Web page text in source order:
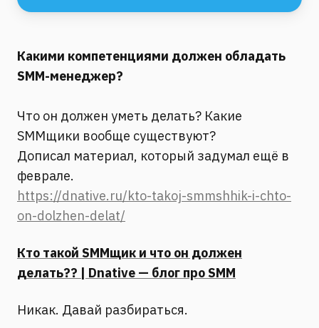
Какими компетенциями должен обладать
SMM-менеджер?
Что он должен уметь делать? Какие
SMMщики вообще существуют?
Дописал материал, который задумал ещё в
феврале.
https://dnative.ru/kto-takoj-smmshhik-i-chto-
on-dolzhen-delat/
Кто такой SMMщик и что он должен
делать?? | Dnative — блог про SMM
Никак. Давай разбираться.